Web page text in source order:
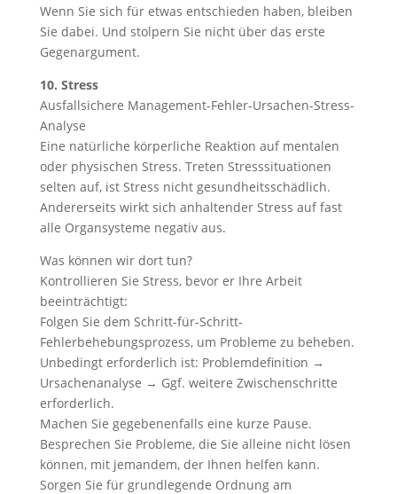
Wenn Sie sich für etwas entschieden haben, bleiben
Sie dabei. Und stolpern Sie nicht über das erste
Gegenargument.
10. Stress
Ausfallsichere Management-Fehler-Ursachen-Stress-
Analyse
Eine natürliche körperliche Reaktion auf mentalen
oder physischen Stress. Treten Stresssituationen
selten auf, ist Stress nicht gesundheitsschädlich.
Andererseits wirkt sich anhaltender Stress auf fast
alle Organsysteme negativ aus.
Was können wir dort tun?
Kontrollieren Sie Stress, bevor er Ihre Arbeit
beeinträchtigt:
Folgen Sie dem Schritt-für-Schritt-
Fehlerbehebungsprozess, um Probleme zu beheben.
Unbedingt erforderlich ist: Problemdefinition →
Ursachenanalyse → Ggf. weitere Zwischenschritte
erforderlich.
Machen Sie gegebenenfalls eine kurze Pause.
Besprechen Sie Probleme, die Sie alleine nicht lösen
können, mit jemandem, der Ihnen helfen kann.
Sorgen Sie für grundlegende Ordnung am